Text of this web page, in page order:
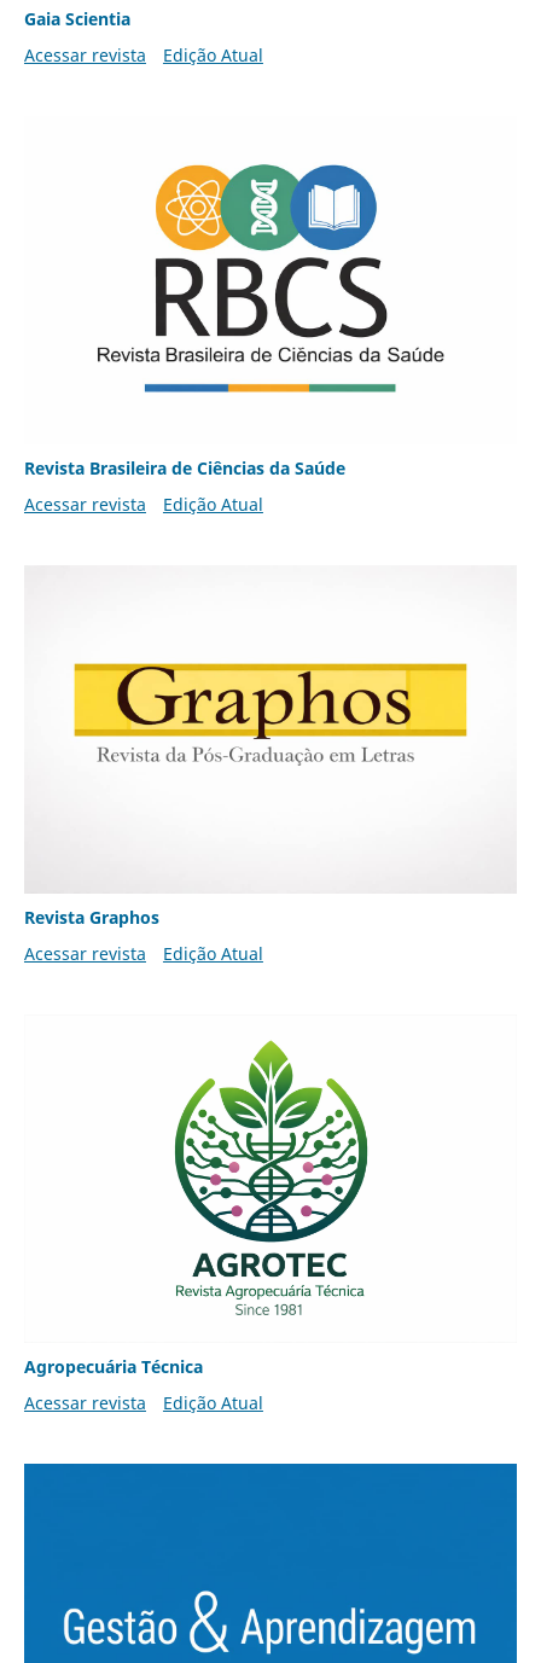
Gaia Scientia
Acessar revista
Edição Atual
Revista Brasileira de Ciências da Saúde
Acessar revista
Edição Atual
Revista Graphos
Acessar revista
Edição Atual
Agropecuária Técnica
Acessar revista
Edição Atual